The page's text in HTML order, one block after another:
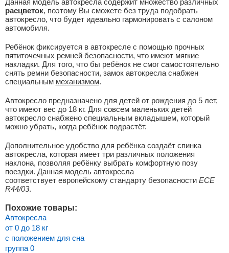
Данная модель автокресла содержит множество различных
расцветок, поэтому Вы сможете без труда подобрать
автокресло, что будет идеально гармонировать с салоном
автомобиля.
Ребёнок фиксируется в автокресле с помощью прочных
пятиточечных ремней безопасности, что имеют мягкие
накладки. Для того, что бы ребёнок не смог самостоятельно
снять ремни безопасности, замок автокресла снабжен
специальным механизмом.
Автокресло предназначено для детей от рождения до 5 лет,
что имеют вес до 18 кг. Для совсем маленьких детей
автокресло снабжено специальным вкладышем, который
можно убрать, когда ребёнок подрастёт.
Дополнительное удобство для ребёнка создаёт спинка
автокресла, которая имеет три различных положения
наклона, позволяя ребёнку выбрать комфортную позу
поездки. Данная модель автокресла
соответствует европейскому стандарту безопасности ЕСЕ
R44/03.
Похожие товары:
Автокресла
от 0 до 18 кг
с положением для сна
группа 0